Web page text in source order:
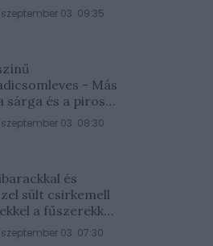
szeptember 03. 09:35
- Más
sárga és a piros
szeptember 03. 08:30
és
sült csirkemell
a fűszerekkel
a legfinomabb
szeptember 03. 07:30